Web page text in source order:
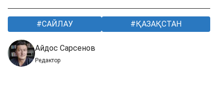
САЙЛАУ ҚАЗАҚСТАН
Айдос Сарсенов
Редактор